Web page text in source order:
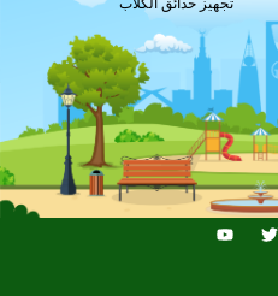
تجهيز حدائق الكلاب